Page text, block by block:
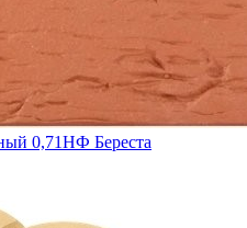
0,71НФ Береста